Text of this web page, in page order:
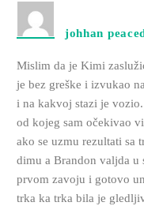
johhan
Mislim da je Kimi
je bez greške i izvukao
i na kakvoj stazi je
od kojeg sam očekivao
ako se uzmu rezultati sa
dimu a Brandon valjda u
prvom zavoju i gotovo
trka ka trka bila je